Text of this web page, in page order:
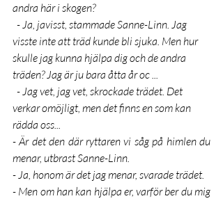
andra här i skogen?
visste inte att träd kunde bli sjuka. Men hur
skulle jag kunna hjälpa dig och de andra
träden? Jag är ju bara åtta år oc ...
verkar omöjligt, men det finns en som kan
rädda oss...
- Är det den där ryttaren vi såg på himlen du
menar, utbrast Sanne-Linn.
- Ja, honom är det jag menar, svarade trädet.
- Men om han kan hjälpa er, varför ber du mig